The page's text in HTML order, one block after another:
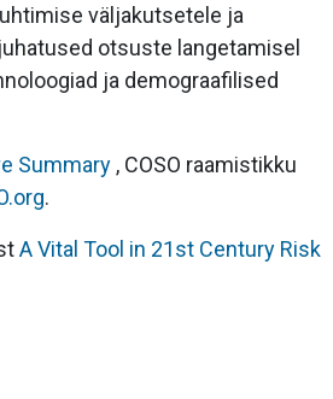
väljakutsetele ja
otsuste langetamisel
ja demograafilised
Summary , COSO raamistikku
.
A Vital Tool in 21st Century Risk